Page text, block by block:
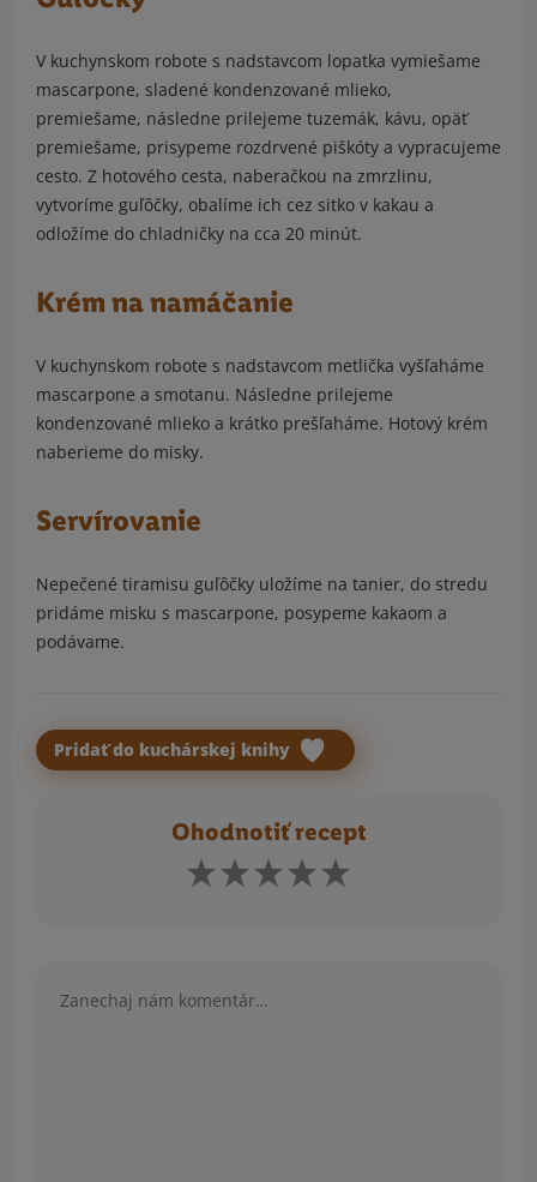
V kuchynskom robote s nadstavcom lopatka vymiešame
mascarpone, sladené kondenzované mlieko,
premiešame, následne prilejeme tuzemák, kávu, opäť
premiešame, prisypeme rozdrvené piškóty a vypracujeme
cesto. Z hotového cesta, naberačkou na zmrzlinu,
vytvoríme guľôčky, obalíme ich cez sitko v kakau a
odložíme do chladničky na cca 20 minút.
Krém na namáčanie
V kuchynskom robote s nadstavcom metlička vyšľaháme
mascarpone a smotanu. Následne prilejeme
kondenzované mlieko a krátko prešľaháme. Hotový krém
naberieme do misky.
Servírovanie
Nepečené tiramisu guľôčky uložíme na tanier, do stredu
pridáme misku s mascarpone, posypeme kakaom a
podávame.
Pridať do kuchárskej knihy
Ohodnotiť recept